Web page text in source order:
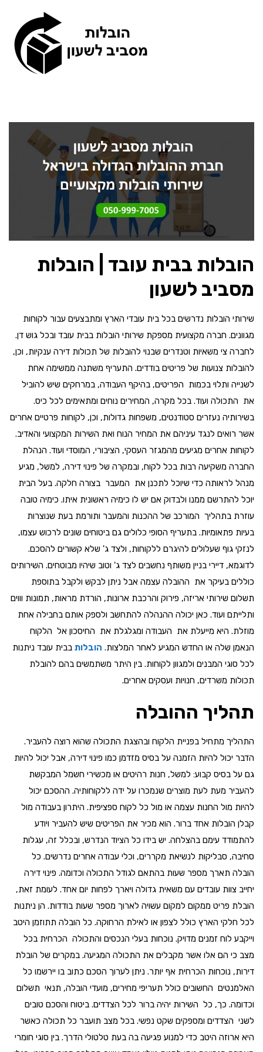
הובלות בבית עובד
| הובלות
מסביב לשעון
שירותי הובלות נדרשים בכל בית עובדי הארץ ומתבצעים עבור לקוחות
מגוונים. חברה מקצועית מספקת שירותי הובלות בבית עובד ובכל גוש דן.
לחברה צי משאיות וטנדרים שבנוי להובלות של תכולות דירה ענקיות, וכן,
להובלות צנועות של פריטים בודדים. התעריף משתנה ממשימה אחת
לשנייה ותלוי בכמות הפריטים, בהיקף העבודה, במרחקים שיש להוביל
את התכולה ועוד. בכל מקרה, המחירים נוחים ומתאימים לכל כיס.
בשירותיה נעזרים סטודנטים, משפחות גדולות, וכן, לקוחות פרטיים אחרים
אשר רואים לנגד עיניהם את המחיר הנוח ואת השירות המקצועי והאדיב.
לקוחות אחרים מגיעים מהמגזר העסקי, הציבורי, המוסדי ועוד. הנהלת
החברה משקיעה רבות בכל לקוח, ובמקרה של פינוי דירה, למשל, מגיע
מנהל לראותה כדי שיוכל לתכנן את המעבר בצורה חלקה. בעל הבית
יוכל להתרשם ממנו ולבדוק אם יש לו כימיה ראשונית איתו. כימיה טובה
עוזרת בתהליך המורכב של ההכנות והמעבר ותורמת בעת שנוצרות
בעיות פתאומיות. בתעריף הסופי כלולים גם ביטוחים שונים לרכוש עצמו,
לנזקי גוף שעלולים להיגרם ללקוחות, ולצד ג' שלא קשורים להסכם.
לדוגמא, דיירי בניין משותף נחשבים לצד ג' וטוב שיהיו מבוטחים. השירותים
כוללים בעיקר את ההובלה עצמה אבל ניתן לבקש ולקבל בתוספת
תשלום שירותי אריזה, פירוק והרכבת ארונות, הורדת מראות, תמונות וווים
ותלייתם ועוד. כאן יכולה ההנהלה להתחשב ולספק אותם בחבילה אחת
מוזלת. היא מייעלת את העבודה ומגלגלת את החיסכון אל הלקוח
הנאמן שלה או החדש המגיע לאחר המלצות. הובלות בבית עובד ניתנות
לכל סוגי המבנים ולמגוון לקוחות. בין היתר משתמשים בהם להובלת
תכולות משרדים, חנויות ועסקים אחרים.
תהליך ההובלה
התהליך מתחיל בפניית הלקוח ובהצגת התכולה שהוא רוצה להעביר.
הדבר יכול להיות הזמנה על בסיס מזדמן כמו פינוי דירה, אבל יכול להיות
גם על בסיס קבוע: למשל, חנות רהיטים או מכשירי חשמל המבקשת
להעביר מעת לעת מוצרים שנמכרו על ידה ללקוחותיה. ההסכם יכול
להיות מול החנות עצמה או מול כל לקוח ספציפית. היתרון בעבודה מול
קבלן הובלות אחד ברור. הוא מכיר את הפריטים שיש להעביר ויודע
להתמודד עימם בהצלחה. יש בידו כל הציוד הנדרש, ובכלל זה, עגלות
סחיבה, סבליקות לנשיאת מקררים, וכלי עבודה אחרים נדרשים. כל
הובלה תארך מספר שעות בהתאם לגודל התכולה וכדומה. פינוי דירה
יחייב צוות עובדים עם משאית גדולה ויארך לפחות יום אחד. לעומת זאת,
הובלת פריט ממקום למקום עשויה לארוך מספר שעות בודדות. הן ניתנות
לכל חלקי הארץ כולל לצפון או לאילת הרחוקה. כל הובלה תתוזמן היטב
וייקבע לוח זמנים מדויק. נוכחות בעלי הנכסים והתכולה הכרחית בכל
מצב כי הם אלו אשר מקבלים את התכולה המגיעה. במקרים של הובלת
דירות, נוכחות הכרחית אף יותר. ניתן לערוך הסכם כתוב בו יירשמו כל
האלמנטים החשובים כולל תעריפי מחירים, מועדי הובלה, תנאי תשלום
וכדומה. כך, כל השירות יהיה ברור לכל הצדדים. ביטוח והסכם טובים
לשני הצדדים ומספקים שקט נפשי. בכל מצב תועבר כל תכולה כאשר
היא ארוזה היטב כדי למנוע פגיעה בה בעת טלטולי הדרך. בין סוגי חומרי